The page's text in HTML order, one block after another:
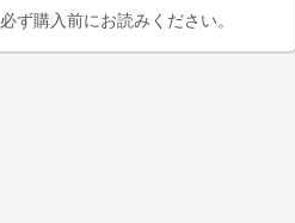
必ず購入前にお読みください。